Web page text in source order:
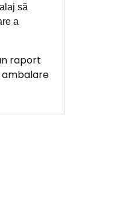
să
a
raport